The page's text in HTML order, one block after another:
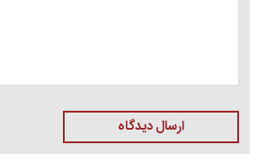
ارسال دیدگاه